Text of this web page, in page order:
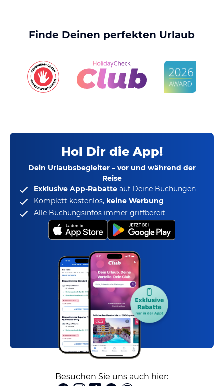
Finde Deinen perfekten Urlaub
Hol Dir die App!
Dein Urlaubsbegleiter – vor und während der
Reise
Exklusive App-Rabatte auf Deine Buchungen
Komplett kostenlos, keine Werbung
Alle Buchungsinfos immer griffbereit
Besuchen Sie uns auch hier: